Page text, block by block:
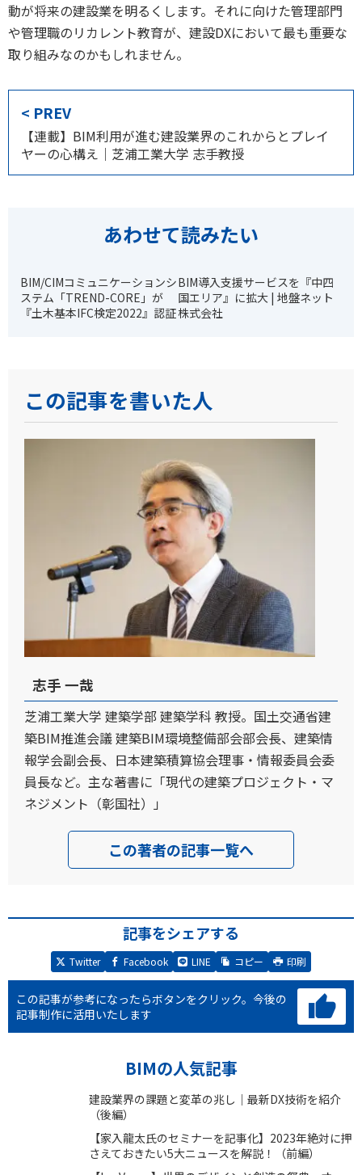
動が将来の建設業を明るくします。それに向けた管理部門
や管理職のリカレント教育が、建設DXにおいて最も重要な
取り組みなのかもしれません。
< PREV
【連載】BIM利用が進む建設業界のこれからとプレイ
ヤーの心構え｜芝浦工業大学 志手教授
あわせて読みたい
BIM/CIMコミュニケーションシ
ステム「TREND-CORE」が
『土木基本IFC検定2022』認証
BIM導入支援サービスを『中四
国エリア』に拡大 | 地盤ネット
株式会社
この記事を書いた人
志手 一哉
芝浦工業大学 建築学部 建築学科 教授。国土交通省建
築BIM推進会議 建築BIM環境整備部会部会長、建築情
報学会副会長、日本建築積算協会理事・情報委員会委
員長など。主な著書に「現代の建築プロジェクト・マ
ネジメント（彰国社）」
この著者の記事一覧へ
記事をシェアする
Twitter Facebook LINE コピー 印刷
この記事が参考になったらボタンをクリック。 今後の
記事制作に活用いたします
BIMの人気記事
建設業界の課題と変革の兆し｜最新DX技術を紹介
（後編）
【家入龍太氏のセミナーを記事化】2023年絶対に押
さえておきたい5大ニュースを解説！（前編）